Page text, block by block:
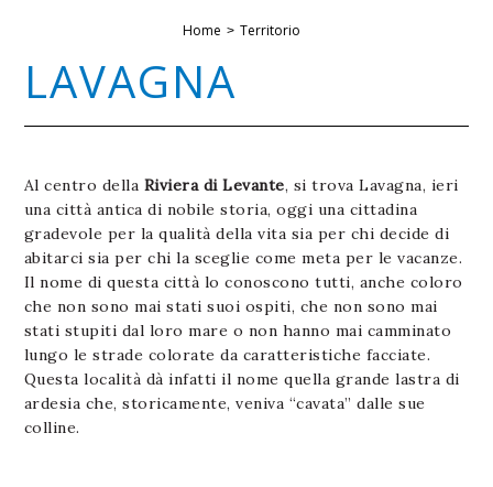
Home Territorio
LAVAGNA
Al centro della Riviera di Levante, si trova Lavagna, ieri
una città antica di nobile storia, oggi una cittadina
gradevole per la qualità della vita sia per chi decide di
abitarci sia per chi la sceglie come meta per le vacanze.
Il nome di questa città lo conoscono tutti, anche coloro
che non sono mai stati suoi ospiti, che non sono mai
stati stupiti dal loro mare o non hanno mai camminato
lungo le strade colorate da caratteristiche facciate.
Questa località dà infatti il nome quella grande lastra di
ardesia che, storicamente, veniva “cavata” dalle sue
colline.